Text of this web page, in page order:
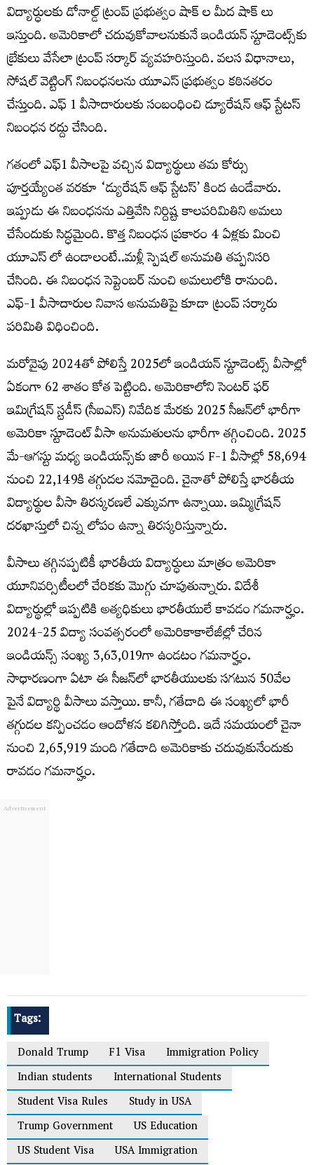
విద్యార్ధులకు డోనాల్డ్ ట్రంప్ ప్రభుత్వం షాక్ ల మీద షాక్ లు
ఇస్తుంది. అమెరికాలో చదువుకోవాలనుకునే ఇండియన్ స్టూడెంట్స్‌కు
బ్రేకులు వేసేలా ట్రంప్ సర్కార్ వ్యవహరిస్తుంది. వలస విధానాలు,
సోషల్ వెట్టింగ్ నిబంధనలను యూఎస్ ప్రభుత్వం కఠినతరం
చేస్తుంది. ఎఫ్ 1 వీసాదారులకు సంబంధించి డ్యూరేషన్ ఆఫ్ స్టేటస్
నిబంధన రద్దు చేసింది.
గతంలో ఎఫ్‌1 వీసాలపై వచ్చిన విద్యార్థులు తమ కోర్సు
పూర్తయ్యేంత వరకూ ‘డ్యురేషన్‌ ఆఫ్‌ స్టేటస్‌’ కింద ఉండేవారు.
ఇప్పుడు ఈ నిబంధనను ఎత్తివేసి నిర్దిష్ట కాలపరిమితిని అమలు
చేసేందుకు సిద్ధమైంది. కొత్త నిబంధన ప్రకారం 4 ఏళ్లకు మించి
యూఎస్ లో ఉండాలంటే..మళ్లీ స్పెషల్ అనుమతి తప్పనిసరి
చేసింది. ఈ నిబంధన సెప్టెంబర్ నుంచి అమలులోకి రానుంది.
ఎఫ్‌-1 వీసాదారుల నివాస అనుమతిపై కూడా ట్రంప్‌ సర్కారు
పరిమితి విధించింది.
మరోవైపు 2024తో పోలిస్తే 2025లో ఇండియన్ స్టూడెంట్స్ వీసాల్లో
ఏకంగా 62 శాతం కోత పెట్టింది. అమెరికాలోని సెంటర్‌ ఫర్‌
ఇమిగ్రేషన్‌ స్టడీస్‌ (సీఐఎస్‌) నివేదిక మేరకు 2025 సీజన్‌లో భారీగా
అమెరికా స్టూడెంట్ వీసా అనుమతులను భారీగా తగ్గించింది. 2025
మే-ఆగస్టు మధ్య ఇండియన్స్‌కు జారీ అయిన F-1 వీసాల్లో 58,694
నుంచి 22,149కి తగ్గుదల నమోదైంది. చైనాతో పోలిస్తే భారతీయ
విద్యార్థుల వీసా తిరస్కరణలే ఎక్కువగా ఉన్నాయి. ఇమ్మిగ్రేషన్
దరఖాస్తులో చిన్న లోపం ఉన్నా తిరస్కరిస్తున్నారు.
వీసాలు తగ్గినప్పటికీ భారతీయ విద్యార్ధులు మాత్రం అమెరికా
యూనివర్సిటీలలో చేరికకు మొగ్గు చూపుతున్నారు. విదేశీ
విద్యార్థుల్లో ఇప్పటికి అత్యధికులు భారతీయులే కావడం గమనార్హం.
2024-25 విద్యా సంవత్సరంలో అమెరికాకాలేజీల్లో చేరిన
ఇండియన్స్ సంఖ్య 3,63,019గా ఉండటం గమనార్హం.
సాధారణంగా ఏటా ఈ సీజన్‌లో భారతీయులకు సగటున 50వేల
పైనే విద్యార్థి వీసాలు వస్తాయి. కానీ, గతేడాది ఈ సంఖ్యలో భారీ
తగ్గుదల కన్పించడం ఆందోళన కలిగిస్తోంది. ఇదే సమయంలో చైనా
నుంచి 2,65,919 మంది గతేడాది అమెరికాకు చదువుకునేందుకు
రావడం గమనార్హం.
Tags:
Donald Trump
F1 Visa
Immigration Policy
Indian students
International Students
Student Visa Rules
Study in USA
Trump Government
US Education
US Student Visa
USA Immigration